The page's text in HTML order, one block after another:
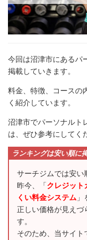
今回は沼津市にあるパ
掲載していきます。
料金、特徴、コースの
く紹介しています。
沼津市でパーソナルト
は、ぜひ参考にしてく
ランキングは安い順に
サーチジムでは安い
昨今、「クレジット
くい料金システム
正しい価格が見えづ
す。
そのため、当サイト